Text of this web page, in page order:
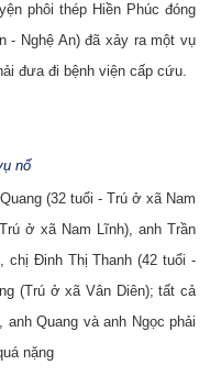
phôi thép Hiền Phúc đóng
- Nghệ An) đã xảy ra một vụ
đưa đi bệnh viện cấp cứu.
nổ
(32 tuổi - Trú ở xã Nam
ở xã Nam Lĩnh), anh Trần
chị Đinh Thị Thanh (42 tuổi -
(Trú ở xã Vân Diên); tất cả
Quang và anh Ngọc phải
nặng